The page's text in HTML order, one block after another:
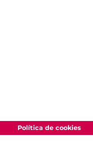
Política de cookies